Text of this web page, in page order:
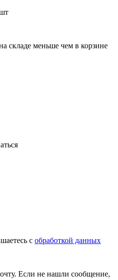
складе меньше чем в корзине
с обработкой данных
Если не нашли сообщение,